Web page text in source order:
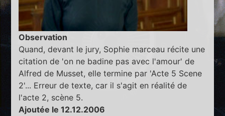
Observation
Quand, devant le jury, Sophie marceau récite une
citation de 'on ne badine pas avec l'amour' de
Alfred de Musset, elle termine par 'Acte 5 Scene
2'... Erreur de texte, car il s'agit en réalité de
l'acte 2, scène 5.
Ajoutée le 12.12.2006